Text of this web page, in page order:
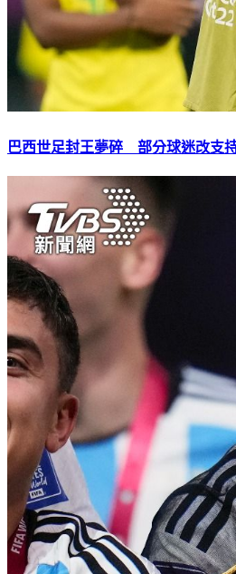
巴西世足封王夢碎 部分球迷改支